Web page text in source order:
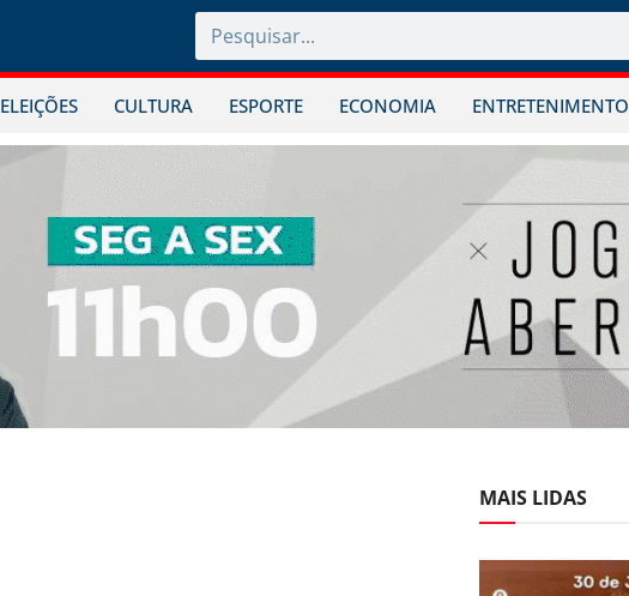
ELEIÇÕES CULTURA ESPORTE ECONOMIA ENTRETENIMENTO
MAIS LIDAS